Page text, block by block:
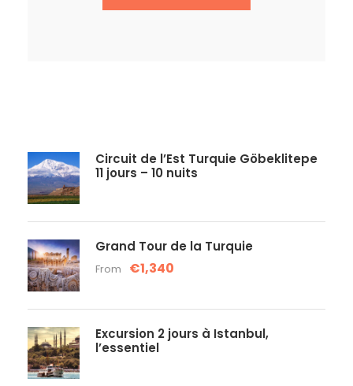
Circuit de l’Est Turquie Göbeklitepe
11 jours – 10 nuits
Grand Tour de la Turquie
From €1,340
Excursion 2 jours à Istanbul,
l’essentiel